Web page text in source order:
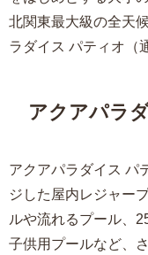
北関東最大級の全天
ラダイス パティオ（
アクアパラ
アクアパラダイス パ
ジした屋内レジャー
ルや流れるプール、
子供用プールなど、